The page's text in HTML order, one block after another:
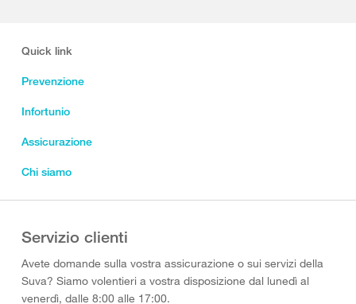
Quick link
Prevenzione
Infortunio
Assicurazione
Chi siamo
Servizio clienti
Avete domande sulla vostra assicurazione o sui servizi della
Suva? Siamo volentieri a vostra disposizione dal lunedì al
venerdì, dalle 8:00 alle 17:00.